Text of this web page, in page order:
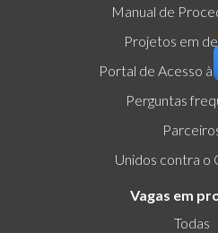
Manual de
Projetos em
Portal de Acesso
Perguntas
Unidos contra o
Vagas em
Todas